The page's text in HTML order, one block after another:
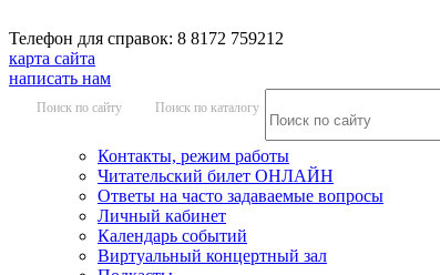
Телефон для справок: 8 8172 759212
карта сайта
написать нам
Поиск по сайту Поиск по каталогу
Контакты, режим работы
Читательский билет ОНЛАЙН
Ответы на часто задаваемые вопросы
Личный кабинет
Календарь событий
Виртуальный концертный зал